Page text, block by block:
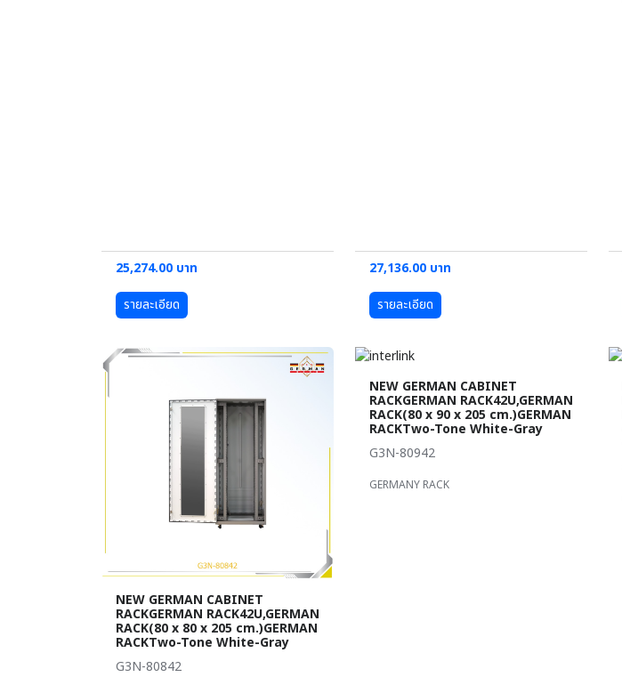
25,274.00 บาท
รายละเอียด
27,136.00 บาท
รายละเอียด
NEW GERMAN CABINET
RACKGERMAN RACK42U,GERMAN
RACK(80 x 80 x 205 cm.)GERMAN
RACKTwo-Tone White-Gray
G3N-80842
NEW GERMAN CABINET
RACKGERMAN RACK42U,GERMAN
RACK(80 x 90 x 205 cm.)GERMAN
RACKTwo-Tone White-Gray
G3N-80942
GERMANY RACK